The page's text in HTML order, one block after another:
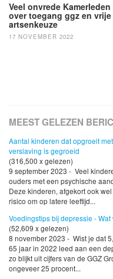
Veel onvrede Kamerleden
over toegang ggz en vrije
artsenkeuze
17 NOVEMBER 2022
MEEST GELEZEN
Aantal kinderen dat opgroeit
verslaving is gegroeid
(316,500 x gelezen)
9 september 2023 - Veel
ouders met een psychische
Deze kinderen, afgekort ook
risico om op latere leeftijd...
Voedingstips bij depressie -
(52,609 x gelezen)
8 november 2023 - Wist je dat
65 jaar in 2022 leed aan een
zo blijkt uit cijfers van de GGZ
ongeveer 25 procent...